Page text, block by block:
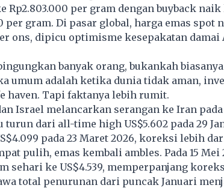
Rp2.803.000 per gram dengan buyback
per gram. Di pasar global, harga emas spot
ons, dipicu optimisme kesepakatan damai
banyak orang, bukankah
umum adalah ketika dunia tidak aman,
haven. Tapi faktanya lebih rumit.
Israel melancarkan serangan ke Iran
turun dari all-time high US$5.602 pada 29
pada 23 Maret 2026, koreksi lebih
pulih, emas kembali ambles. Pada 15
sehari ke US$4.539, memperpanjang
total penurunan dari puncak Januari